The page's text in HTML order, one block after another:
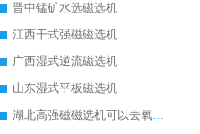
晋中锰矿水选磁选机
江西干式强磁磁选机
广西湿式逆流磁选机
山东湿式平板磁选机
湖北高强磁磁选机可以去氧化铝